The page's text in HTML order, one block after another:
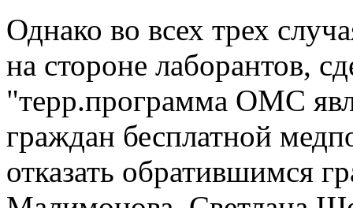
Однако во всех трех
на стороне лаборантов,
"терр.программа ОМС
граждан бесплатной
отказать обратившимся